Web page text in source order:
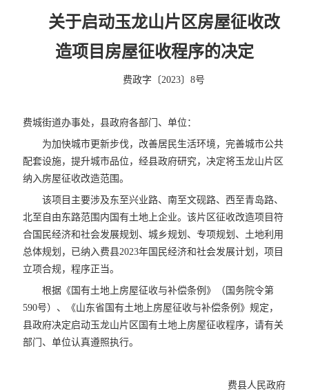
关于启动玉龙山片区房屋征收改
造项目房屋征收程序的决定
费政字〔2023〕8号
费城街道办事处，县政府各部门、单位：
为加快城市更新步伐，改善居民生活环境，完善城市公共
配套设施，提升城市品位，经县政府研究，决定将玉龙山片区
纳入房屋征收改造范围。
该项目主要涉及东至兴业路、南至文砚路、西至青岛路、
北至自由东路范围内国有土地上企业。该片区征收改造项目符
合国民经济和社会发展规划、城乡规划、专项规划、土地利用
总体规划，已纳入费县2023年国民经济和社会发展计划，项目
立项合规，程序正当。
根据《国有土地上房屋征收与补偿条例》（国务院令第
590号）、《山东省国有土地上房屋征收与补偿条例》规定，
县政府决定启动玉龙山片区国有土地上房屋征收程序，请有关
部门、单位认真遵照执行。
费县人民政府